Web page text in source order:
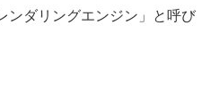
ンダリングエンジン」と呼び